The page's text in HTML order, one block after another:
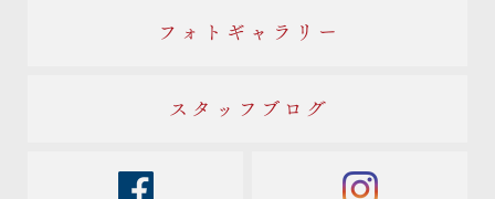
フォトギャラリー
スタッフブログ
instagram